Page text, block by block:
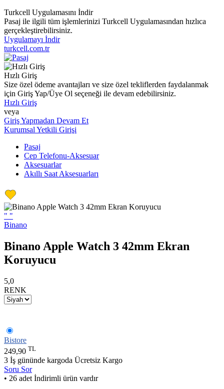
Turkcell Uygulamasını İndir
Pasaj ile ilgili tüm işlemlerinizi Turkcell Uygulamasından hızlıca
gerçekleştirebilirsiniz.
Uygulamayı İndir
turkcell.com.tr
Hızlı Giriş
Size özel ödeme avantajları ve size özel tekliflerden faydalanmak
için Giriş Yap/Üye Ol seçeneği ile devam edebilirsiniz.
Hızlı Giriş
veya
Giriş Yapmadan Devam Et
Kurumsal Yetkili Girişi
Pasaj
Cep Telefonu-Aksesuar
Aksesuarlar
Akıllı Saat Aksesuarları
" "
Binano
Binano Apple Watch 3 42mm Ekran
Koruyucu
5,0
RENK
Bistore
249,90 TL
3 İş gününde kargoda Ücretsiz Kargo
Soru Sor
• 26 adet İndirimli ürün vardır